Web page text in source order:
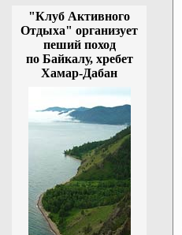
"Клуб Активного
Отдыха" организует
пеший поход
по Байкалу, хребет
Хамар-Дабан